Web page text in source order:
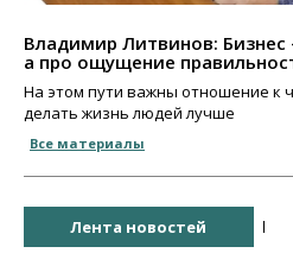
Владимир Литвинов: Бизнес
а про ощущение
На этом пути важны отношение к
делать жизнь людей лучше
Все материалы
Лента новостей